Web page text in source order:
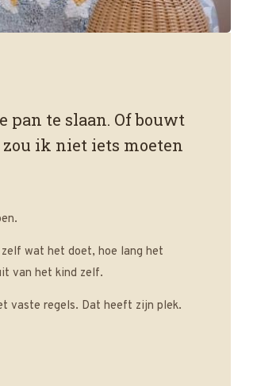
te slaan. Of bouwt
zou ik niet iets moeten
wat het doet, hoe lang het
van het kind zelf.
vaste regels. Dat heeft zijn plek.